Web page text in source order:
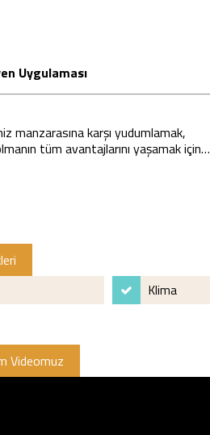
Uygulaması
manzarasına karşı yudumlamak,
tüm avantajlarını yaşamak için…
Klima
Videomuz